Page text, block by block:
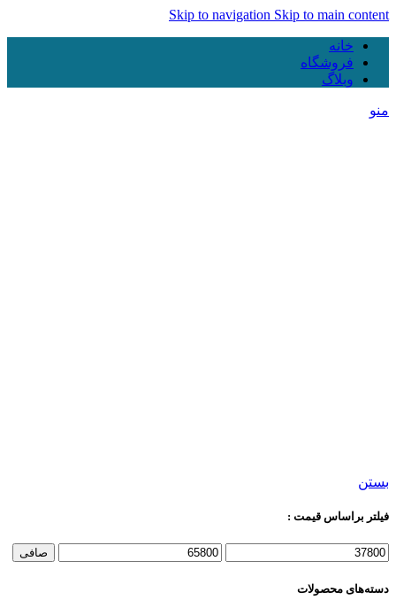
Skip to navigation Skip to main content
خانه
فروشگاه
وبلاگ
منو
بستن
فیلتر براساس قیمت :
صافی
دسته‌های محصولات